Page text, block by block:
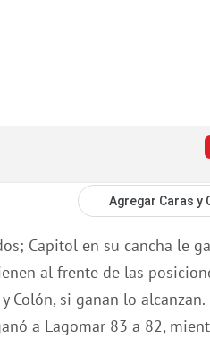
Agregar Caras y
Capitol en su cancha le
al frente de las
Colón, si ganan lo
a Lagomar 83 a 82,